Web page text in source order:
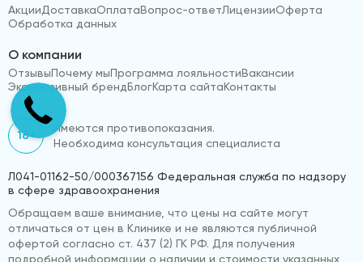
АкцииДоставкаОплатаВопрос-ответЛицензииОферта
Обработка данных
О компании
ОтзывыПочему мыПрограмма лояльностиВакансии
Эксклюзивный брендБлогКарта сайтаКонтакты
18+
Имеются противопоказания.
Необходима консультация специалиста
Л041-01162-50/000367156 Федеральная служба по надзору
в сфере здравоохранения
Обращаем ваше внимание, что цены на сайте могут
отличаться от цен в Клинике и не являются публичной
офертой согласно ст. 437 (2) ГК РФ. Для получения
подробной информации о наличии и стоимости указанных